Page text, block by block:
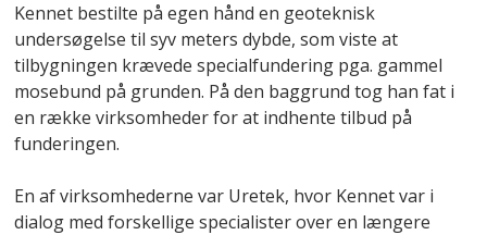
Kennet bestilte på egen hånd en geoteknisk
undersøgelse til syv meters dybde, som viste at
tilbygningen krævede specialfundering pga. gammel
mosebund på grunden. På den baggrund tog han fat i
en række virksomheder for at indhente tilbud på
funderingen.
En af virksomhederne var Uretek, hvor Kennet var i
dialog med forskellige specialister over en længere